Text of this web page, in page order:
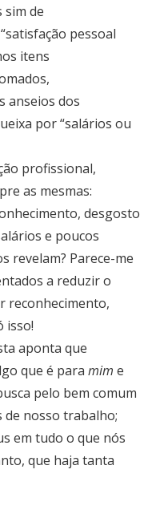
sim de
pessoal
itens
anseios dos
por “salários ou
profissional,
as mesmas:
desgosto
e poucos
revelam? Parece-me
a reduzir o
reconhecimento,
isso!
aponta que
que é para mim e
pelo bem comum
nosso trabalho;
em tudo o que nós
que haja tanta